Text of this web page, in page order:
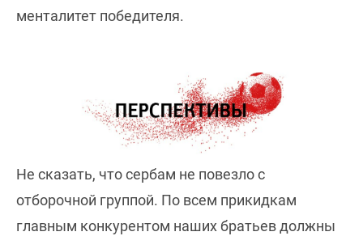
менталитет победителя.
Не сказать, что сербам не повезло с
отборочной группой. По всем прикидкам
главным конкурентом наших братьев должны